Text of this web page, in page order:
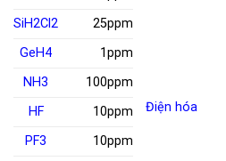
Điện hóa
SiH2Cl2
25ppm
GeH4
1ppm
NH3
100ppm
HF
10ppm
PF3
10ppm